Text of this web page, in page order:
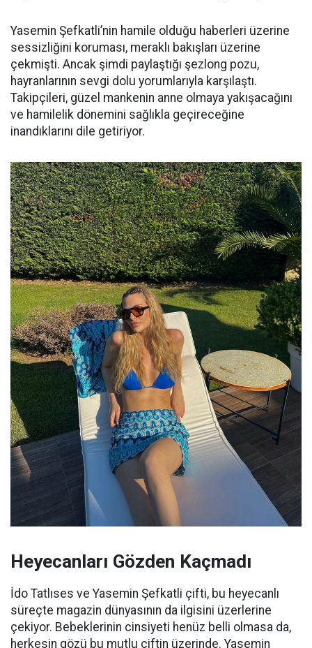
Yasemin Şefkatli’nin hamile olduğu haberleri üzerine
sessizliğini koruması, meraklı bakışları üzerine
çekmişti. Ancak şimdi paylaştığı şezlong pozu,
hayranlarının sevgi dolu yorumlarıyla karşılaştı.
Takipçileri, güzel mankenin anne olmaya yakışacağını
ve hamilelik dönemini sağlıkla geçireceğine
inandıklarını dile getiriyor.
Heyecanları Gözden Kaçmadı
İdo Tatlıses ve Yasemin Şefkatli çifti, bu heyecanlı
süreçte magazin dünyasının da ilgisini üzerlerine
çekiyor. Bebeklerinin cinsiyeti henüz belli olmasa da,
herkesin gözü bu mutlu çiftin üzerinde. Yasemin